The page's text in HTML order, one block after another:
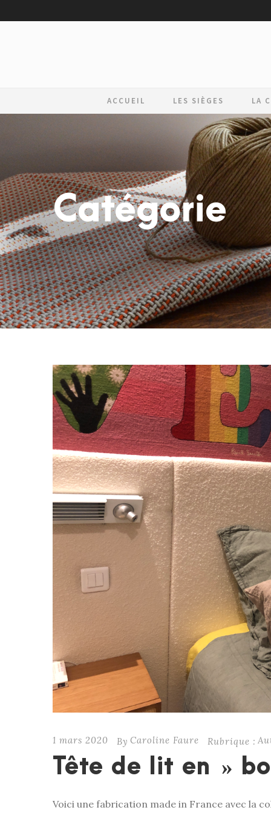
ACCUEIL LES SIÈGES LA
Catégorie
Autres
1 mars 2020 By Caroline Faure Rubrique :
Tête de lit en »
Voici une fabrication made in France avec la